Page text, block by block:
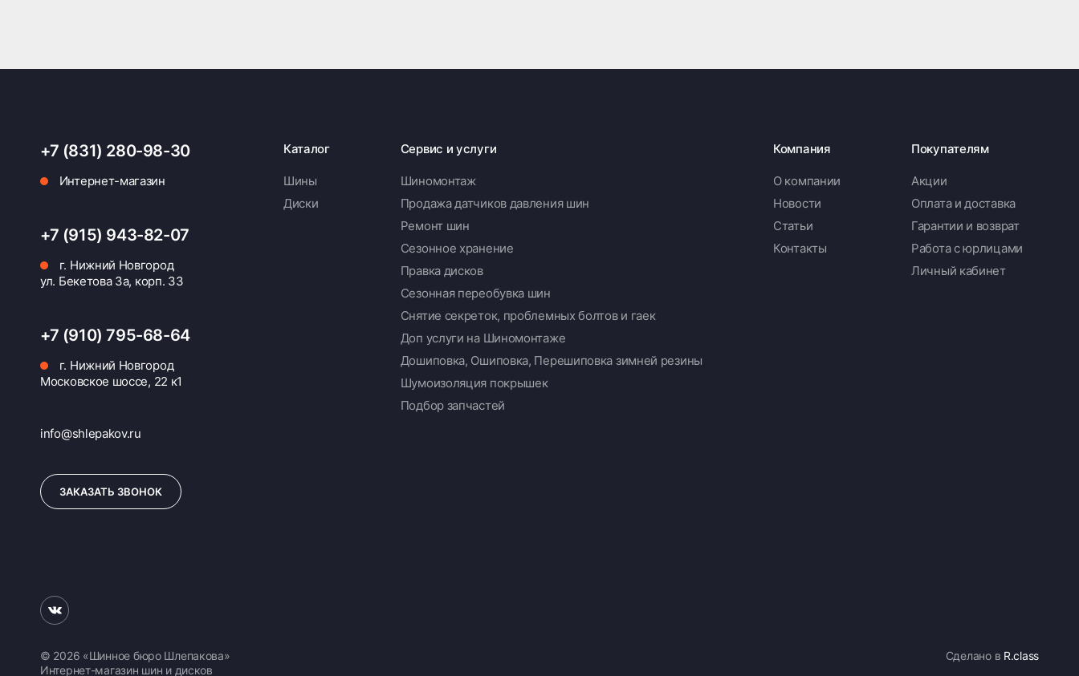
+7 (831) 280-98-30
Интернет-магазин
+7 (915) 943-82-07
г. Нижний Новгород
ул. Бекетова 3а, корп. 33
+7 (910) 795-68-64
г. Нижний Новгород
Московское шоссе, 22 к1
info@shlepakov.ru
ЗАКАЗАТЬ ЗВОНОК
Каталог
Шины
Диски
Сервис и услуги
Шиномонтаж
Продажа датчиков давления шин
Ремонт шин
Сезонное хранение
Правка дисков
Сезонная переобувка шин
Снятие секреток, проблемных болтов и гаек
Доп услуги на Шиномонтаже
Дошиповка, Ошиповка, Перешиповка зимней резины
Шумоизоляция покрышек
Подбор запчастей
Компания
О компании
Новости
Статьи
Контакты
Покупателям
Акции
Оплата и доставка
Гарантии и возврат
Работа с юрлицами
Личный кабинет
© 2026 «Шинное бюро Шлепакова»
Интернет-магазин шин и дисков
Сделано в R.class